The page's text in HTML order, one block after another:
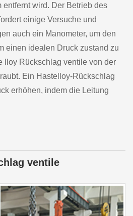
wird. Der Betrieb des
einige Versuche und
auch ein Manometer, um den
einen idealen Druck zustand zu
lloy Rückschlag ventile von der
Ein Hastelloy-Rückschlag
erhöhen, indem die Leitung
ventile